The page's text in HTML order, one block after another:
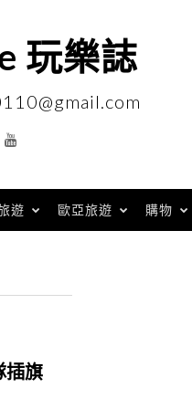
玩樂誌
YouTube
遊 歐亞旅遊 購物
插旗